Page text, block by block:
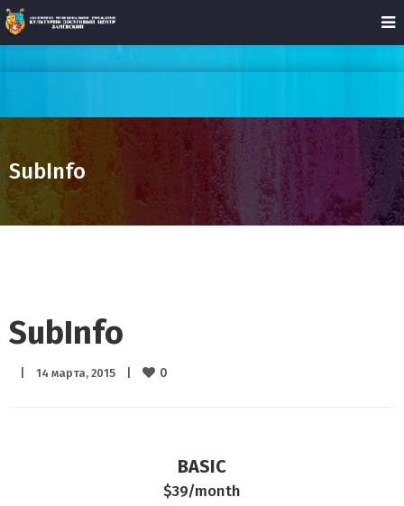
SubInfo
SubInfo
14 марта, 2015 0
BASIC
$39/month